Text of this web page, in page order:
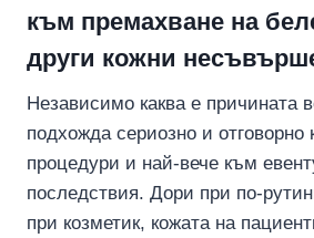
към премахване на
други кожни
Независимо каква е причината
подхожда сериозно и отговорно
процедури и най-вече към
последствия. Дори при по-
при козметик, кожата на